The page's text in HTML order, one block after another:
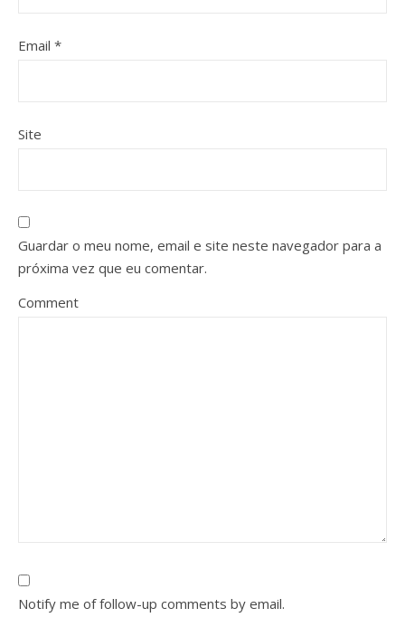
Email *
Site
Guardar o meu nome, email e site neste navegador para a
próxima vez que eu comentar.
Comment
Notify me of follow-up comments by email.